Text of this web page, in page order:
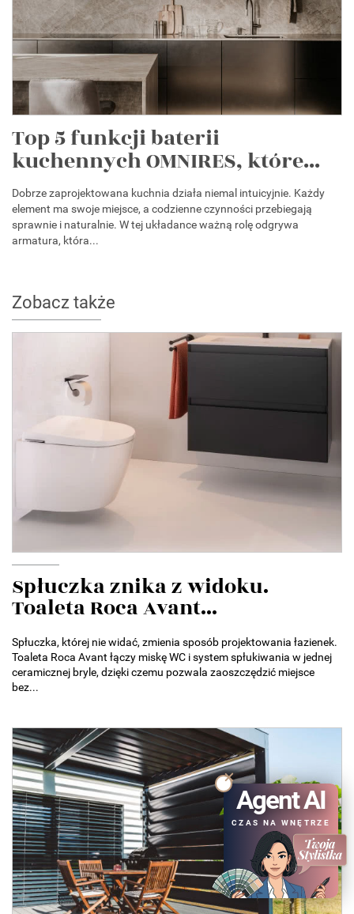
Top 5 funkcji baterii
kuchennych OMNIRES, które...
Dobrze zaprojektowana kuchnia działa niemal intuicyjnie. Każdy
element ma swoje miejsce, a codzienne czynności przebiegają
sprawnie i naturalnie. W tej układance ważną rolę odgrywa
armatura, która...
Zobacz także
Spłuczka znika z widoku.
Toaleta Roca Avant...
Spłuczka, której nie widać, zmienia sposób projektowania łazienek.
Toaleta Roca Avant łączy miskę WC i system spłukiwania w jednej
ceramicznej bryle, dzięki czemu pozwala zaoszczędzić miejsce
bez...
Agent AI
CZAS NA WNĘTRZE